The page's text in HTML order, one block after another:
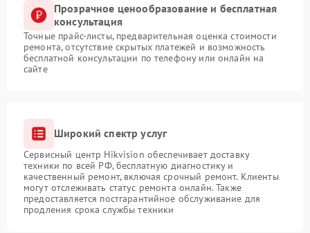
Прозрачное ценообразование и бесплатная
консультация
Точные прайс-листы, предварительная оценка стоимости
ремонта, отсутствие скрытых платежей и возможность
бесплатной консультации по телефону или онлайн на
сайте
Широкий спектр услуг
Сервисный центр Hikvision обеспечивает доставку
техники по всей РФ, бесплатную диагностику и
качественный ремонт, включая срочный ремонт. Клиенты
могут отслеживать статус ремонта онлайн. Также
предоставляется постгарантийное обслуживание для
продления срока службы техники